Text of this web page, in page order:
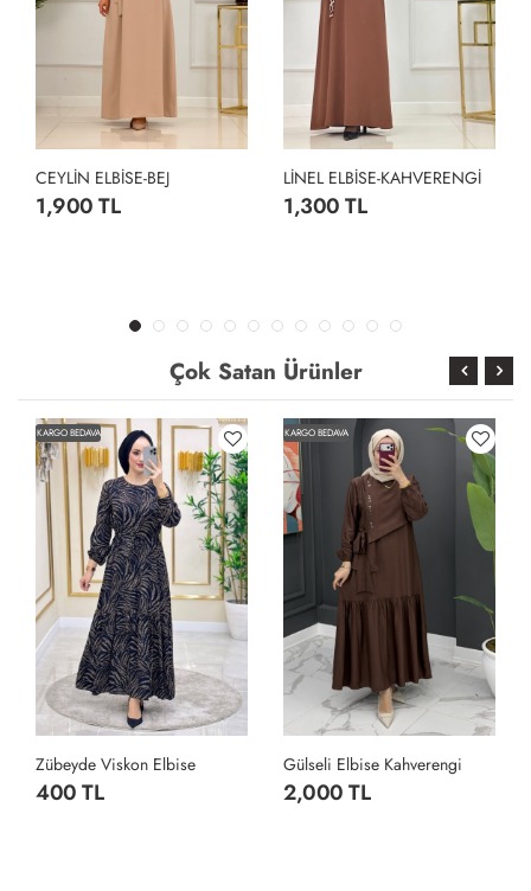
CEYLİN ELBİSE-BEJ
1,900 TL
LİNEL ELBİSE-KAHVERENGİ
1,300 TL
Çok Satan Ürünler
KARGO BEDAVA
Zübeyde Viskon Elbise
400 TL
KARGO BEDAVA
Gülseli Elbise Kahverengi
2,000 TL